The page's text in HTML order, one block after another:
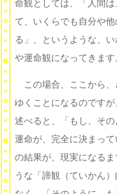
命観としては、「人間
て、いくらでも自分や
る」、というような、
や運命観になってきます
この場合、ここから、
ゆくことになるのです
述べると、「もし、そ
運命が、完全に決まっ
の結果が、現実になる
うな「諦観（ていかん